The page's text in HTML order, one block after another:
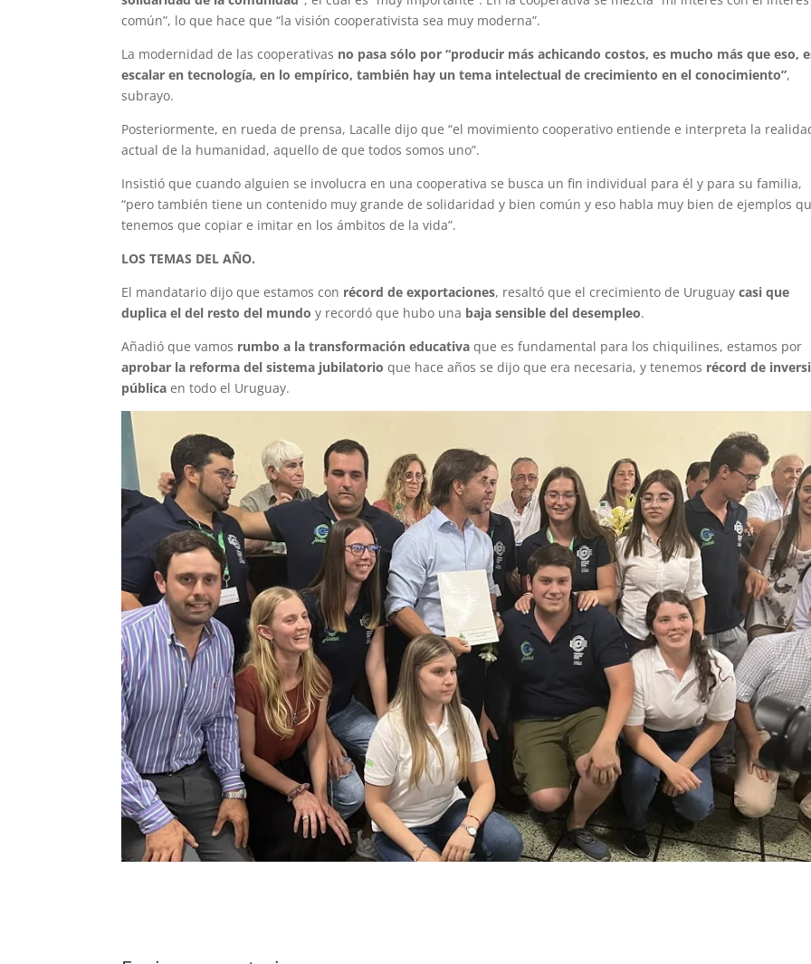
común”, lo que hace que “la visión cooperativista sea muy moderna”.
La modernidad de las cooperativas no pasa sólo por “producir más achicando costos, es mucho más que eso,
escalar en tecnología, en lo empírico, también hay un tema intelectual de crecimiento en el conocimiento”,
subrayo.
Posteriormente, en rueda de prensa, Lacalle dijo que “el movimiento cooperativo entiende e interpreta la
actual de la humanidad, aquello de que todos somos uno”.
Insistió que cuando alguien se involucra en una cooperativa se busca un fin individual para él y para su familia,
“pero también tiene un contenido muy grande de solidaridad y bien común y eso habla muy bien de ejemplos
tenemos que copiar e imitar en los ámbitos de la vida”.
LOS TEMAS DEL AÑO.
El mandatario dijo que estamos con récord de exportaciones, resaltó que el crecimiento de Uruguaycasi que
duplica el del resto del mundo y recordó que hubo una baja sensible del desempleo.
Añadió que vamos rumbo a la transformación educativa que es fundamental para los chiquilines, estamos por
aprobar la reforma del sistema jubilatorio que hace años se dijo que era necesaria, y tenemos récord de
pública en todo el Uruguay.